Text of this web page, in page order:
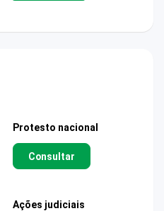
Protesto nacional
Consultar
Ações judiciais